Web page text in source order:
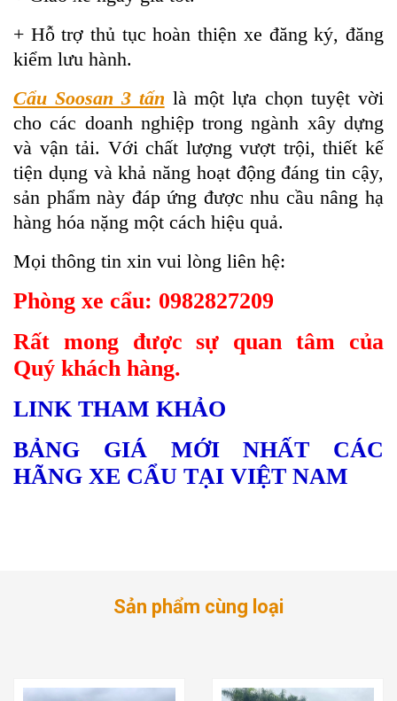
+ Hỗ trợ thủ tục hoàn thiện xe đăng ký, đăng
kiểm lưu hành.
Cẩu Soosan 3 tấn là một lựa chọn tuyệt vời
cho các doanh nghiệp trong ngành xây dựng
và vận tải. Với chất lượng vượt trội, thiết kế
tiện dụng và khả năng hoạt động đáng tin cậy,
sản phẩm này đáp ứng được nhu cầu nâng hạ
hàng hóa nặng một cách hiệu quả.
Mọi thông tin xin vui lòng liên hệ:
Phòng xe cẩu: 0982827209
Rất mong được sự quan tâm của
Quý khách hàng.
LINK THAM KHẢO
BẢNG GIÁ MỚI NHẤT CÁC
HÃNG XE CẨU TẠI VIỆT NAM
Sản phẩm cùng loại